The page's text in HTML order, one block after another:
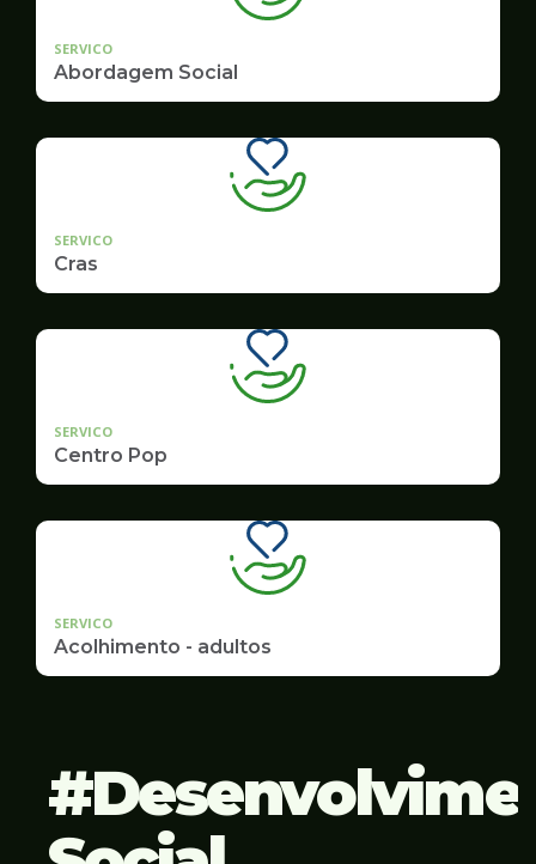
SERVICO
Abordagem Social
SERVICO
Cras
SERVICO
Centro Pop
SERVICO
Acolhimento - adultos